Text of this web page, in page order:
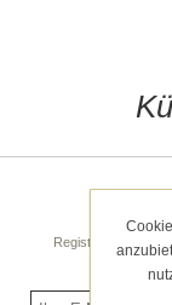
Registrieren Sie